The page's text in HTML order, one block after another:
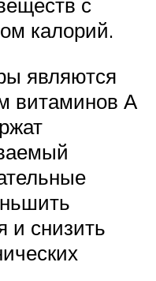
калорий.
являются
витаминов А
и снизить